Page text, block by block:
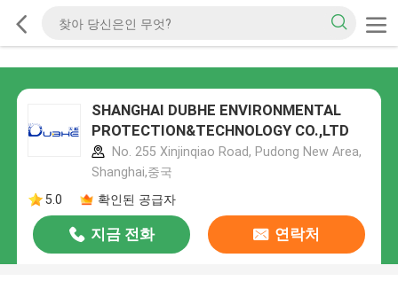
SHANGHAI DUBHE ENVIRONMENTAL
PROTECTION&TECHNOLOGY CO.,LTD
No. 255 Xinjinqiao Road, Pudong New Area,
Shanghai,중국
5.0
확인된 공급자
지금 전화 연락처